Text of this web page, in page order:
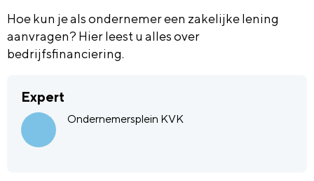
Hoe kun je als ondernemer een zakelijke lening
aanvragen? Hier leest u alles over
bedrijfsfinanciering.
Expert
Ondernemersplein KVK